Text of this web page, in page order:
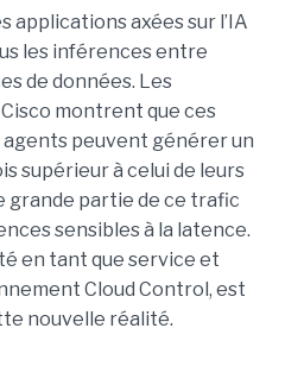
applications axées sur l’IA
les inférences entre
de données. Les
montrent que ces
peuvent générer un
supérieur à celui de leurs
grande partie de ce trafic
sensibles à la latence.
en tant que service et
Cloud Control, est
nouvelle réalité.